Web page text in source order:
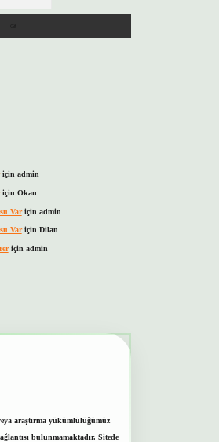
için admin
için Okan
Variçin admin
Variçin Dilan
için admin
araştırma yükümlülüğümüz
bulunmamaktadır. Sitede